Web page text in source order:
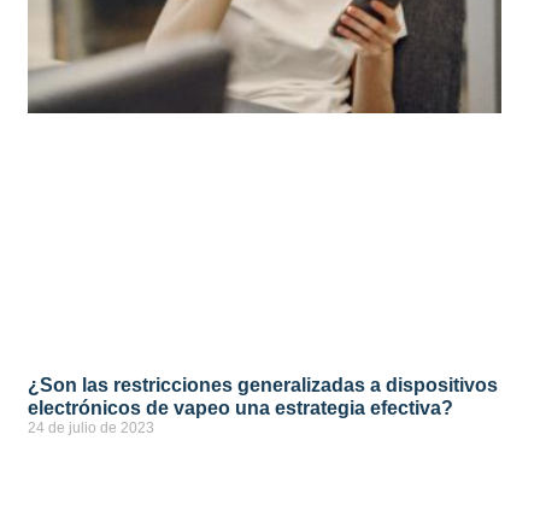
¿Son las restricciones generalizadas a dispositivos
electrónicos de vapeo una estrategia efectiva?
24 de julio de 2023